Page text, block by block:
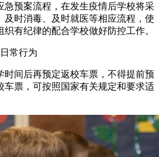
急预案流程，在发生疫情后学校将采
及时消毒、及时就医等相应流程，使
有纪律的配合学校做好防控工作。
常行为
时间后再预定返校车票，不得提前预
车票，可按照国家有关规定和要求适